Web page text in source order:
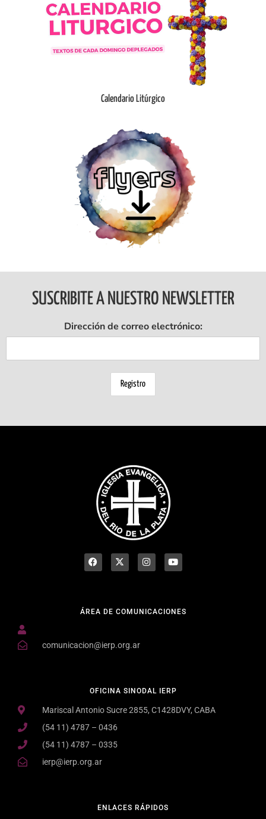
Ingresar
Calendario Litúrgico
Ingresar
SUSCRIBITE A NUESTRO NEWSLETTER
Dirección de correo electrónico:
ENLACES RÁPIDOS
OFICINA SINODAL IERP
Mariscal Antonio Sucre 2855, C1428DVY, CABA
(54 11) 4787 – 0436
(54 11) 4787 – 0335
ierp@ierp.org.ar
ÁREA DE COMUNICACIONES
comunicacion@ierp.org.ar